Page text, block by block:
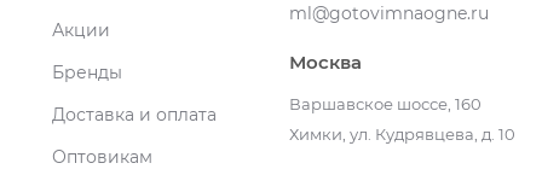
Акции
Бренды
Доставка и оплата
Оптовикам
ml@gotovimnaogne.ru
Москва
Варшавское шоссе, 160
Химки, ул. Кудрявцева, д. 10